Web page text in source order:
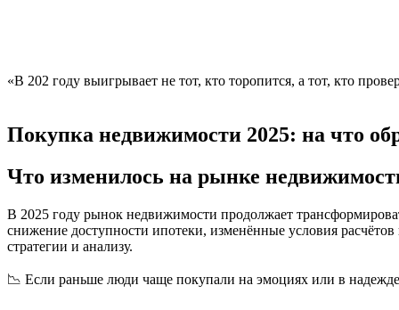
«В 202 году выигрывает не тот, кто торопится, а тот, кто
Покупка недвижимости 2025: на что
Что изменилось на рынке
В 2025 году рынок недвижимости продолжает
снижение доступности ипотеки, изменённые условия
стратегии и анализу.
📉 Если раньше люди чаще покупали на эмоциях или в надежде